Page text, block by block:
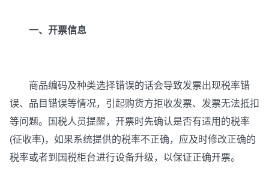
一、开票信息
商品编码及种类选择错误的话会导致发票出现税率错
误、品目错误等情况，引起购货方拒收发票、发票无法抵扣
等问题。国税人员提醒，开票时先确认是否有适用的税率
(征收率)，如果系统提供的税率不正确，应及时修改正确的
税率或者到国税柜台进行设备升级，以保证正确开票。